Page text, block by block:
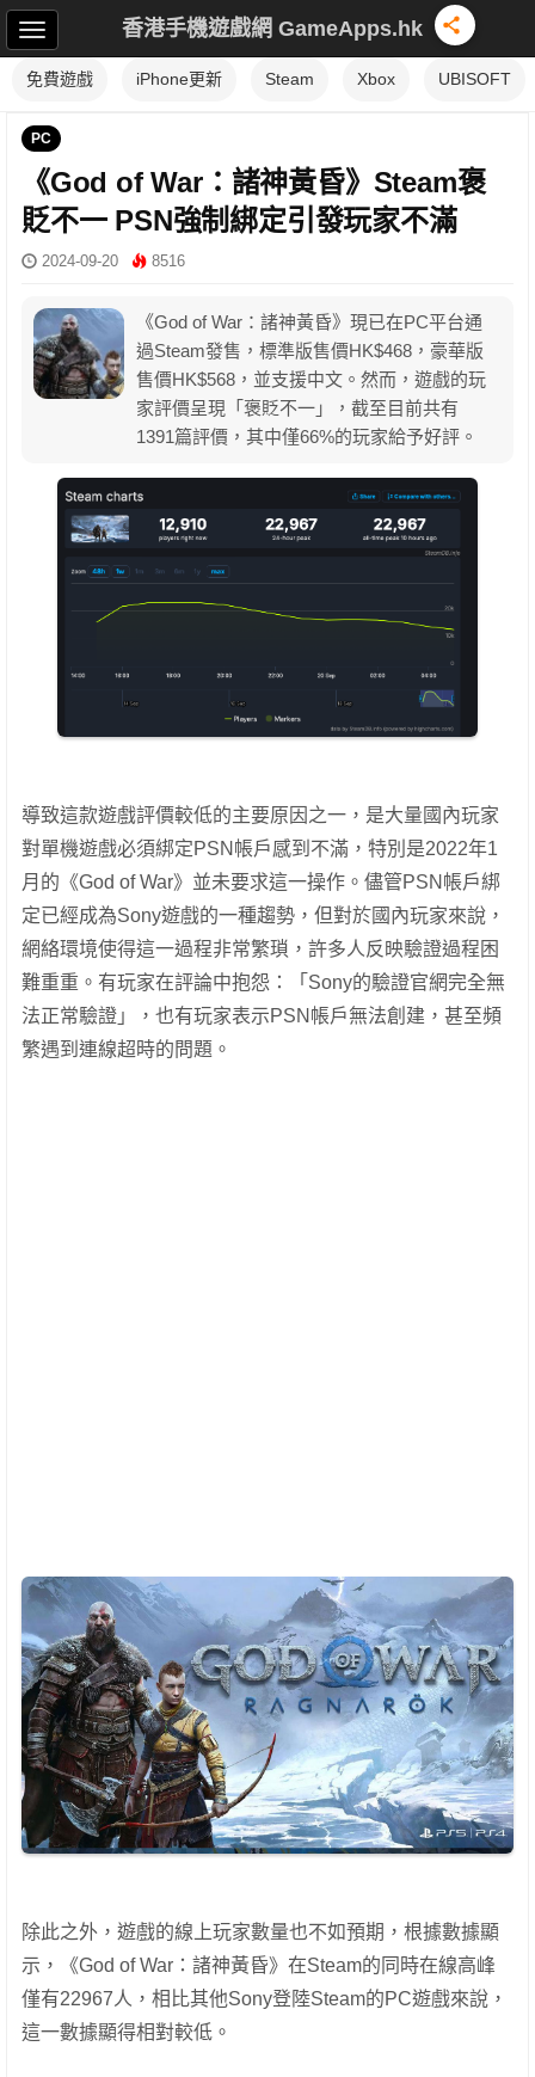
香港手機遊戲網 GameApps.hk
免費遊戲 iPhone更新 Steam Xbox UBISOFT
PC
《God of War：諸神黃昏》Steam褒
貶不一 PSN強制綁定引發玩家不滿
2024-09-20 8516
《God of War：諸神黃昏》現已在PC平台通
過Steam發售，標準版售價HK$468，豪華版
售價HK$568，並支援中文。然而，遊戲的玩
家評價呈現「褒貶不一」，截至目前共有
1391篇評價，其中僅66%的玩家給予好評。
導致這款遊戲評價較低的主要原因之一，是大量國內玩家
對單機遊戲必須綁定PSN帳戶感到不滿，特別是2022年1
月的《God of War》並未要求這一操作。儘管PSN帳戶綁
定已經成為Sony遊戲的一種趨勢，但對於國內玩家來說，
網絡環境使得這一過程非常繁瑣，許多人反映驗證過程困
難重重。有玩家在評論中抱怨：「Sony的驗證官網完全無
法正常驗證」，也有玩家表示PSN帳戶無法創建，甚至頻
繁遇到連線超時的問題。
除此之外，遊戲的線上玩家數量也不如預期，根據數據顯
示，《God of War：諸神黃昏》在Steam的同時在線高峰
僅有22967人，相比其他Sony登陸Steam的PC遊戲來說，
這一數據顯得相對較低。